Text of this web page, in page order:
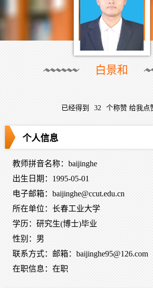
白景和
已经得到 32 个称赞 给我点
个人信息
教师拼音名称：baijinghe
出生日期：1995-05-01
电子邮箱： baijinghe@ccut.edu.cn
所在单位：长春工业大学
学历：研究生(博士)毕业
性别：男
联系方式：邮箱：baijinghe95@126.com
在职信息：在职